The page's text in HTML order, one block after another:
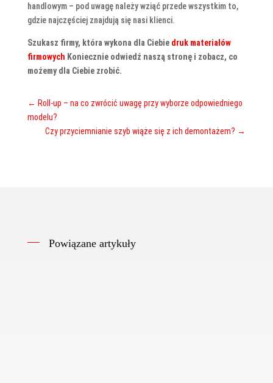
handlowym – pod uwagę należy wziąć przede wszystkim to,
gdzie najczęściej znajdują się nasi klienci.
Szukasz firmy, która wykona dla Ciebie druk materiałów
firmowych Koniecznie odwiedź naszą stronę i zobacz, co
możemy dla Ciebie zrobić.
← Roll-up – na co zwrócić uwagę przy wyborze odpowiedniego
modelu?
Czy przyciemnianie szyb wiąże się z ich demontażem? →
Powiązane artykuły